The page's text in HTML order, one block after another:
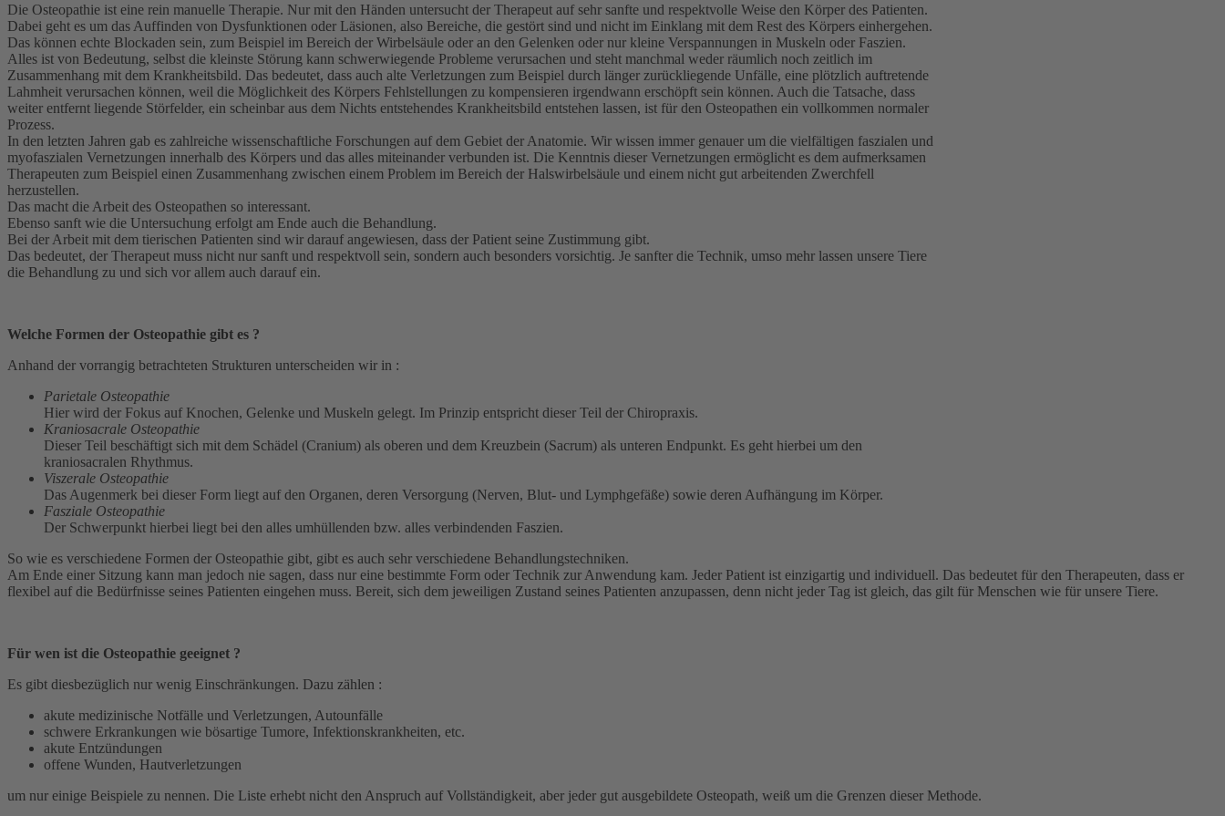
Die Osteopathie ist eine rein manuelle Therapie. Nur mit den Händen untersucht der Therapeut auf sehr sanfte und respektvolle Weise den Körper des Patienten.
Dabei geht es um das Auffinden von Dysfunktionen oder Läsionen, also Bereiche, die gestört sind und nicht im Einklang mit dem Rest des Körpers einhergehen.
Das können echte Blockaden sein, zum Beispiel im Bereich der Wirbelsäule oder an den Gelenken oder nur kleine Verspannungen in Muskeln oder Faszien.
Alles ist von Bedeutung, selbst die kleinste Störung kann schwerwiegende Probleme verursachen und steht manchmal weder räumlich noch zeitlich im
Zusammenhang mit dem Krankheitsbild. Das bedeutet, dass auch alte Verletzungen zum Beispiel durch länger zurückliegende Unfälle, eine plötzlich auftretende
Lahmheit verursachen können, weil die Möglichkeit des Körpers Fehlstellungen zu kompensieren irgendwann erschöpft sein können. Auch die Tatsache, dass
weiter entfernt liegende Störfelder, ein scheinbar aus dem Nichts entstehendes Krankheitsbild entstehen lassen, ist für den Osteopathen ein vollkommen normaler
Prozess.
In den letzten Jahren gab es zahlreiche wissenschaftliche Forschungen auf dem Gebiet der Anatomie. Wir wissen immer genauer um die vielfältigen faszialen und
myofaszialen Vernetzungen innerhalb des Körpers und das alles miteinander verbunden ist. Die Kenntnis dieser Vernetzungen ermöglicht es dem aufmerksamen
Therapeuten zum Beispiel einen Zusammenhang zwischen einem Problem im Bereich der Halswirbelsäule und einem nicht gut arbeitenden Zwerchfell
herzustellen.
Das macht die Arbeit des Osteopathen so interessant.
Ebenso sanft wie die Untersuchung erfolgt am Ende auch die Behandlung.
Bei der Arbeit mit dem tierischen Patienten sind wir darauf angewiesen, dass der Patient seine Zustimmung gibt.
Das bedeutet, der Therapeut muss nicht nur sanft und respektvoll sein, sondern auch besonders vorsichtig. Je sanfter die Technik, umso mehr lassen unsere Tiere
die Behandlung zu und sich vor allem auch darauf ein.
Welche Formen der Osteopathie gibt es ?
Anhand der vorrangig betrachteten Strukturen unterscheiden wir in :
Parietale Osteopathie
Hier wird der Fokus auf Knochen, Gelenke und Muskeln gelegt. Im Prinzip entspricht dieser Teil der Chiropraxis.
Kraniosacrale Osteopathie
Dieser Teil beschäftigt sich mit dem Schädel (Cranium) als oberen und dem Kreuzbein (Sacrum) als unteren Endpunkt. Es geht hierbei um den
kraniosacralen Rhythmus.
Viszerale Osteopathie
Das Augenmerk bei dieser Form liegt auf den Organen, deren Versorgung (Nerven, Blut- und Lymphgefäße) sowie deren Aufhängung im Körper.
Fasziale Osteopathie
Der Schwerpunkt hierbei liegt bei den alles umhüllenden bzw. alles verbindenden Faszien.
So wie es verschiedene Formen der Osteopathie gibt, gibt es auch sehr verschiedene Behandlungstechniken.
Am Ende einer Sitzung kann man jedoch nie sagen, dass nur eine bestimmte Form oder Technik zur Anwendung kam. Jeder Patient ist einzigartig und individuell. Das bedeutet für den Therapeuten, dass er
flexibel auf die Bedürfnisse seines Patienten eingehen muss. Bereit, sich dem jeweiligen Zustand seines Patienten anzupassen, denn nicht jeder Tag ist gleich, das gilt für Menschen wie für unsere Tiere.
Für wen ist die Osteopathie geeignet ?
Es gibt diesbezüglich nur wenig Einschränkungen. Dazu zählen :
akute medizinische Notfälle und Verletzungen, Autounfälle
schwere Erkrankungen wie bösartige Tumore, Infektionskrankheiten, etc.
akute Entzündungen
offene Wunden, Hautverletzungen
um nur einige Beispiele zu nennen. Die Liste erhebt nicht den Anspruch auf Vollständigkeit, aber jeder gut ausgebildete Osteopath, weiß um die Grenzen dieser Methode.